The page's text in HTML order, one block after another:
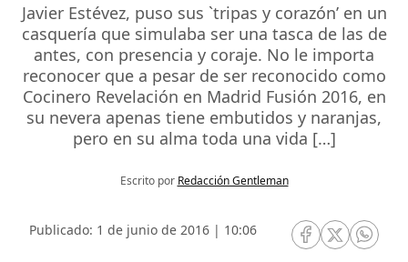
Javier Estévez, puso sus `tripas y corazón’ en un
casquería que simulaba ser una tasca de las de
antes, con presencia y coraje. No le importa
reconocer que a pesar de ser reconocido como
Cocinero Revelación en Madrid Fusión 2016, en
su nevera apenas tiene embutidos y naranjas,
pero en su alma toda una vida […]
Escrito por Redacción Gentleman
Publicado: 1 de junio de 2016 | 10:06
RRSS Facebook
RRSSRRSS